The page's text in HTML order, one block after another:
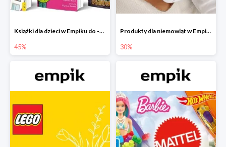
Książki dla dzieci w Empiku do -45%
45%
Produkty dla niemowląt w Empiku do -30%
30%